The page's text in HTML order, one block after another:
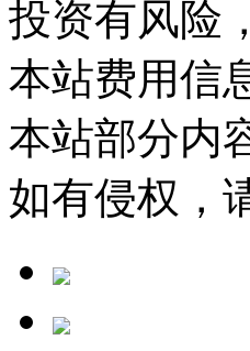
投资有风险
本站费用信
本站部分内
如有侵权，